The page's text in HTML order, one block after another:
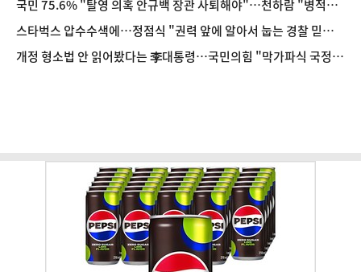
국민 75.6% "탈영 의혹 안규백 장관 사퇴해야"…천하람 "병적기
록 즉각 공개하라"
스타벅스 압수수색에…정점식 "권력 앞에 알아서 눕는 경찰 믿어도
되나"
개정 형소법 안 읽어봤다는 李대통령…국민의힘 "막가파식 국정운